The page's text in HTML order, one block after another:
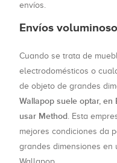
envíos.
Envíos
Cuando se trata de
electrodomésticos o
de objeto de grandes
Wallapop suele optar, en
usar Method. Esta
mejores condiciones da
grandes dimensiones en